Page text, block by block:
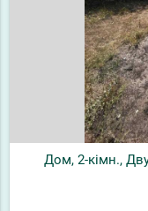
Дом, 2-кімн.,